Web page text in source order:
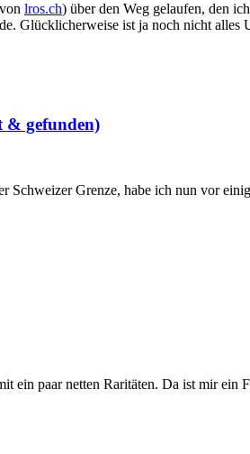
lros.ch) über den Weg gelaufen, den
Glücklicherweise ist ja noch nicht
& gefunden)
Schweizer Grenze, habe ich nun vor
ein paar netten Raritäten. Da ist mir ein